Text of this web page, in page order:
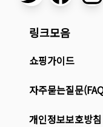
링크모음
쇼핑가이드
자주묻는질문
개인정보보호방침